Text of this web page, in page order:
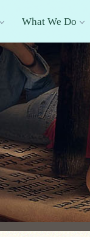
What We Do